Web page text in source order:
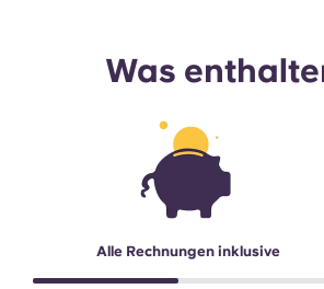
Was
Alle Rechnungen inklusive